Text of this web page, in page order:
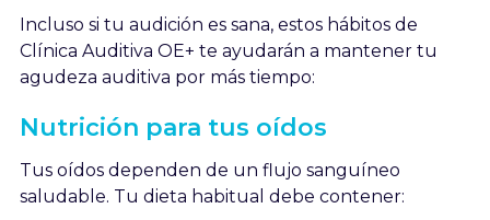
Incluso si tu audición es sana, estos hábitos de
Clínica Auditiva OE+ te ayudarán a mantener tu
agudeza auditiva por más tiempo:
Nutrición para tus oídos
Tus oídos dependen de un flujo sanguíneo
saludable. Tu dieta habitual debe contener: